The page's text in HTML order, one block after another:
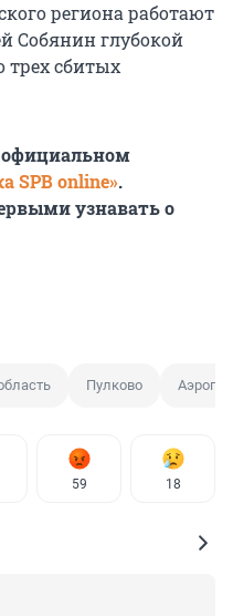
региона работают
Собянин глубокой
трех сбитых
SPB online».
узнавать о
Пулково
59 18